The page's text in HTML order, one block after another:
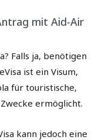
mit Aid-Air
Falls ja, benötigen
ist ein Visum,
für touristische,
ermöglicht.
kann jedoch eine